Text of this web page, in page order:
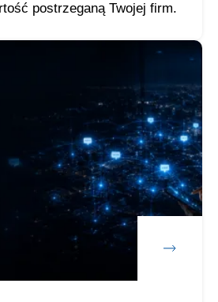
postrzeganą Twojej firm.